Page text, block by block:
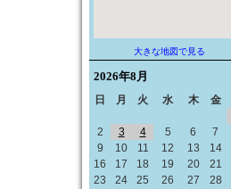
大きな地図で見る
2026年8月
日 月 火 水 木 金
2
3 4 5 6 7
9
10 11 12 13 14
16
17 18 19 20 21
23
24 25 26 27 28